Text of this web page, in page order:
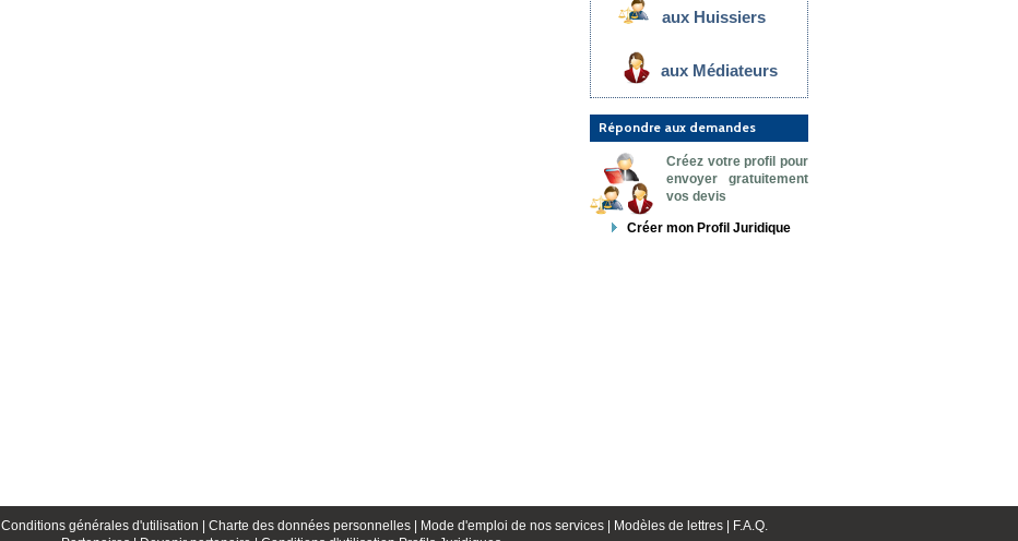
aux Huissiers
aux Médiateurs
Répondre aux demandes
Créez votre profil pour
envoyer gratuitement
vos devis
Créer mon Profil Juridique
Conditions générales d'utilisation | Charte des données personnelles | Mode d'emploi de nos services | Modèles de lettres |
F.A.Q.